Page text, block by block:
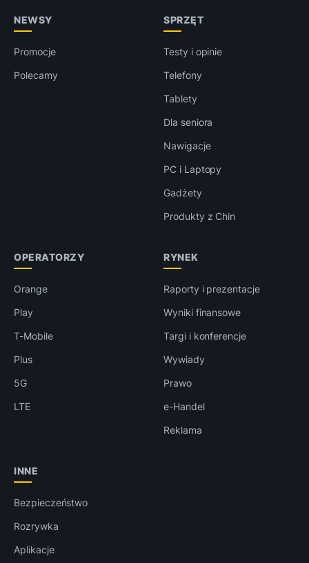
NEWSY
Promocje
Polecamy
SPRZĘT
Testy i opinie
Telefony
Tablety
Dla seniora
Nawigacje
PC i Laptopy
Gadżety
Produkty z Chin
OPERATORZY
Orange
Play
T-Mobile
Plus
5G
LTE
RYNEK
Raporty i prezentacje
Wyniki finansowe
Targi i konferencje
Wywiady
Prawo
e-Handel
Reklama
INNE
Bezpieczeństwo
Rozrywka
Aplikacje